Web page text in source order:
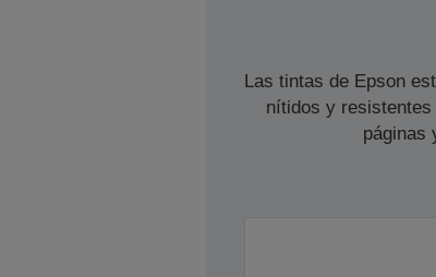
Las tintas de Epson
nítidos y resistentes
páginas